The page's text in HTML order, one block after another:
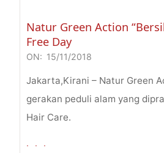
Natur Green Action
Free Day
2018-
11-
15
ON: 15/11/2018
Jakarta,Kirani – Natur Green
gerakan peduli alam yang
Hair Care.
. . .